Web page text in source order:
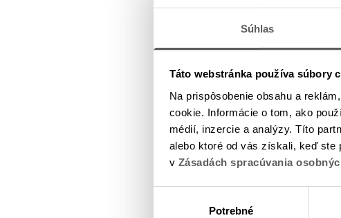
Súhlas
Táto webstránka používa súbory
Na prispôsobenie obsahu a
cookie. Informácie o tom, ako
médií, inzercie a analýzy. Títo
alebo ktoré od vás získali, keď ste
v Zásadách spracúvania
Potrebné